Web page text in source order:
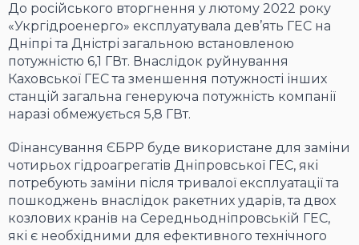
До російського вторгнення у лютому 2022 року
«Укргідроенерго» експлуатувала дев’ять ГЕС на
Дніпрі та Дністрі загальною встановленою
потужністю 6,1 ГВт. Внаслідок руйнування
Каховської ГЕС та зменшення потужності інших
станцій загальна генеруюча потужність компанії
наразі обмежується 5,8 ГВт.
Фінансування ЄБРР буде використане для заміни
чотирьох гідроагрегатів Дніпровської ГЕС, які
потребують заміни після тривалої експлуатації та
пошкоджень внаслідок ракетних ударів, та двох
козлових кранів на Середньодніпровській ГЕС,
які є необхідними для ефективного технічного